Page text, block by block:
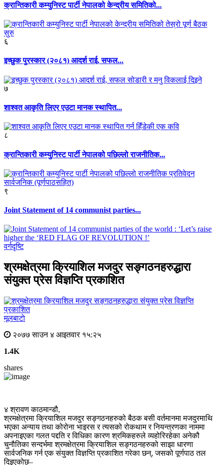
क्रान्तिकारी कम्युनिस्ट पार्टी नेपालको केन्द्रीय समितिको...
६
इच्छुक पुरस्कार (२०८१) आदर्श राई, सफल...
७
शाश्वत आकृति लिएर एउटा मानक स्थापित...
८
क्रान्तिकारी कम्युनिस्ट पार्टी नेपालको पछिल्लो राजनीतिक...
९
Joint Statement of 14 communist parties...
वर्गदृष्टि
श्रमक्षेत्रमा क्रियाशिल मजदुर सङ्गठनहरुद्धारा
संयुक्त प्रेस विज्ञप्ति प्रकाशित
मूलबाटाे
२०७७ साउन ४ आइतवार १५:२५
1.4K
shares
४ श्रावण काठमान्डौ,
श्रमक्षेत्रमा क्रियाशिल मजदुर सङ्गठनहरुको बैठक बसी वर्तमानमा मजदुरमाथि
भएका अन्याय तथा कोरोना भाइरस र त्यसको रोकथाम र नियन्त्रणका नाममा
अपनाइएका गलत पद्दति र विधिका कारण श्रमिकहरुले व्यहोरिरहेका अनेकौ
चुनौतिका सन्दर्भमा श्रमक्षेत्रमा क्रियाशिल सङ्गठनहरुको साझा धारणा
सार्वजनिक गर्न एक संयुक्त विज्ञप्ति प्रकाशित गरेका छन्, जसको पूर्णपाठ तल
दिइएकोछ–